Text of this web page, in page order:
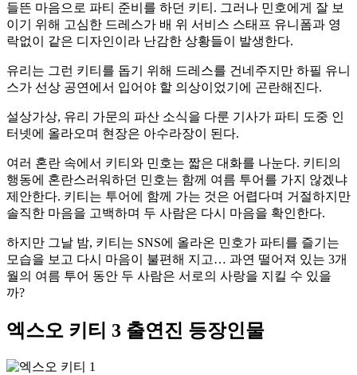
들뜬 마음으로 파티 준비를 하던 키티. 그러나 민호에게 잘 보
이기 위해 고심한 드레스가 배 위 서비스 스태프 유니폼과 영
락없이 같은 디자인이라 난감한 상황들이 발생한다.
유리는 그런 키티를 돕기 위해 드레스를 건네주지만 하필 유니
스가 선상 공연에서 입어야 할 의상이었기에 곤란해진다.
설상가상, 유리 가문의 파산 소식을 다룬 기사가 파티 도중 인
터넷에 올라오며 현장은 아수라장이 된다.
여러 혼란 속에서 키티와 민호는 짧은 대화를 나눈다. 키티의
행동에 혼란스러워하던 민호는 함께 여름 투어를 가지 않겠냐
제안한다. 키티는 투어에 함께 가는 것은 어렵다며 거절하지만
솔직한 마음을 고백하며 두 사람은 다시 마음을 확인한다.
하지만 그날 밤, 키티는 SNS에 올라온 민호가 파티를 즐기는
모습을 보고 다시 마음이 불편해 지고… 과연 떨어져 있는 3개
월의 여름 투어 동안 두 사람은 서로의 사랑을 지킬 수 있을
까?
엑스오 키티 3 출연진 등장인물